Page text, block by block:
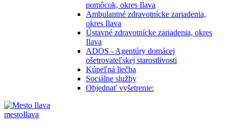
pomôcok, okres Ilava
Ambulantné zdravotnícke zariadenia,
okres Ilava
Ústavné zdravotnícke zariadenia, okres
Ilava
ADOS - Agentúry domácej
ošetrovateľskej starostlivosti
Kúpeľná liečba
Sociálne služby
Objednať vyšetrenie:
mestoIlava